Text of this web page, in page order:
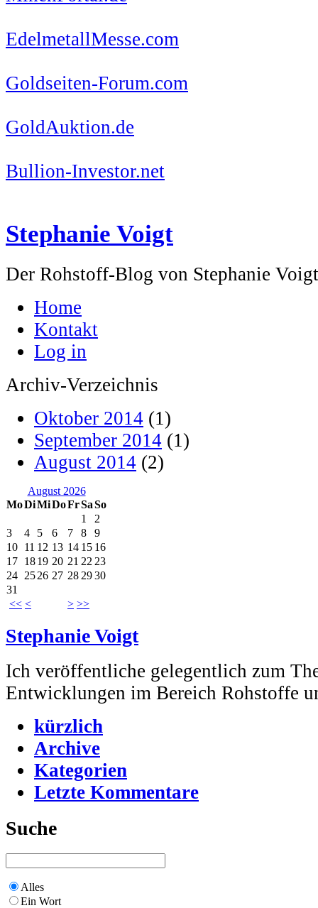
EdelmetallMesse.com
Goldseiten-Forum.com
GoldAuktion.de
Bullion-Investor.net
Stephanie Voigt
Der Rohstoff-Blog von Stephanie Voigt
Home
Kontakt
Log in
Archiv-Verzeichnis
Oktober 2014 (1)
September 2014 (1)
August 2014 (2)
August 2026
MoDiMiDoFrSaSo
<< < > >>
1
2
3
4 5 6 7 8
9
10 11 12 13 14 15 16
17 1819 20 21 22 23
24 2526 27 28 2930
31
Stephanie Voigt
Ich veröffentliche gelegentlich zum
Entwicklungen im Bereich Rohstoffe
kürzlich
Archive
Kategorien
Letzte Kommentare
Suche
Alles
Ein Wort